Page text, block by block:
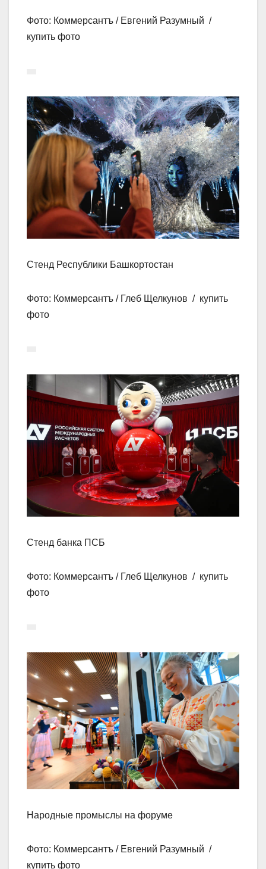
Фото: Коммерсантъ / Евгений Разумный /
купить фото
Стенд Республики Башкортостан
Фото: Коммерсантъ / Глеб Щелкунов / купить
фото
Стенд банка ПСБ
Фото: Коммерсантъ / Глеб Щелкунов / купить
фото
Народные промыслы на форуме
Фото: Коммерсантъ / Евгений Разумный /
купить фото